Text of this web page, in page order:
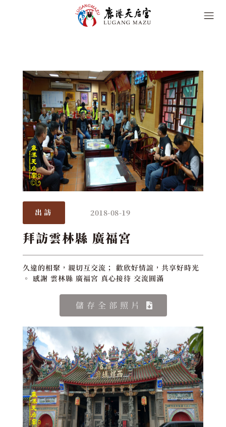
出訪 2018-08-19
拜訪雲林縣 廣福宮
久違的相聚，親切互交流； 歡欣好情誼，共享好時光
。 感謝 雲林縣 廣福宮 真心接待 交流圓滿
儲存全部照片